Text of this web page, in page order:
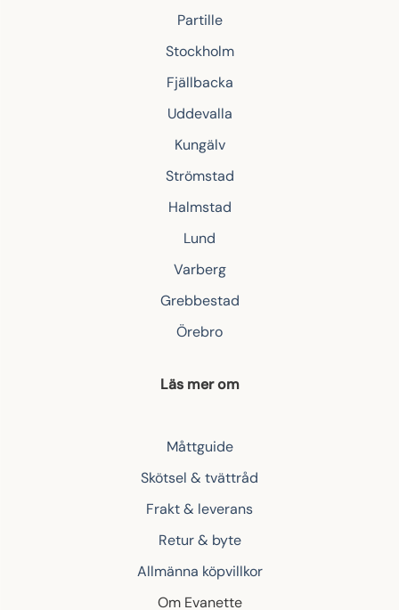
Partille
Stockholm
Fjällbacka
Uddevalla
Kungälv
Strömstad
Halmstad
Lund
Varberg
Grebbestad
Örebro
Läs mer om
Måttguide
Skötsel & tvättråd
Frakt & leverans
Retur & byte
Allmänna köpvillkor
Om Evanette